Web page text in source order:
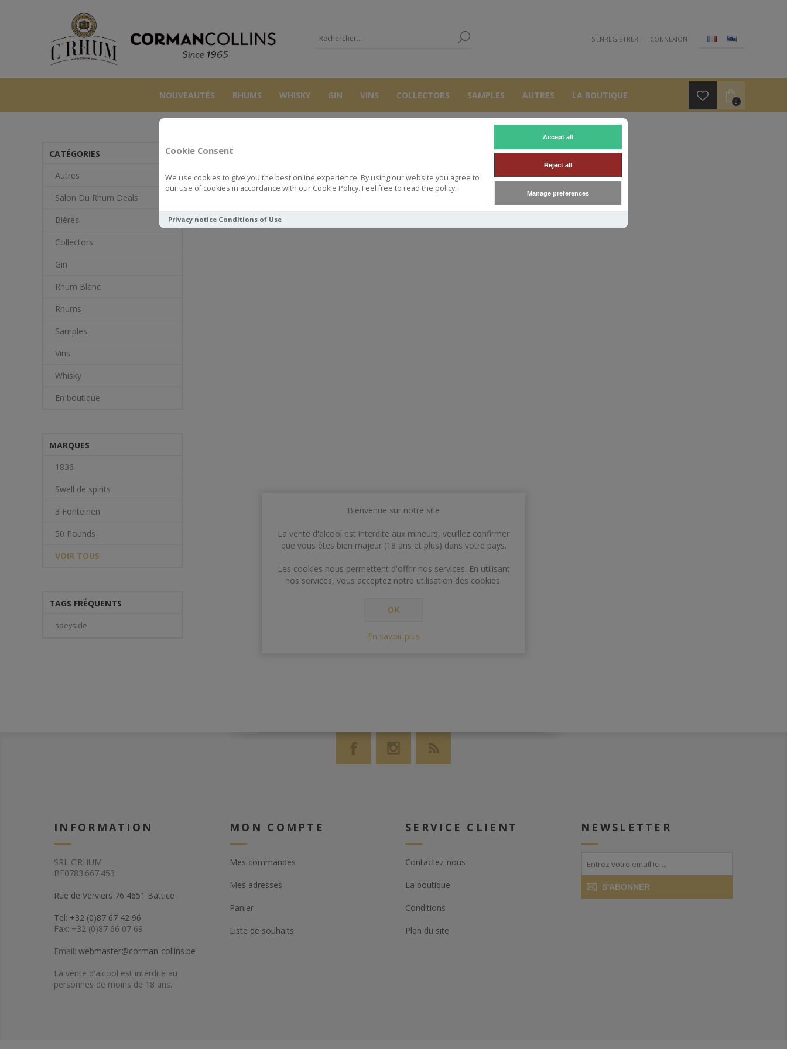
Cookie Consent
We use cookies to give you the best online experience. By using our website you agree to
our use of cookies in accordance with our Cookie Policy. Feel free to read the policy.
Accept all
Reject all
Manage preferences
Privacy notice Conditions of Use
S'ENREGISTRER CONNEXION
NOUVEAUTÉS RHUMS WHISKY GIN VINS COLLECTORS SAMPLES AUTRES LA BOUTIQUE
0
NORTH PORT
CATÉGORIES
Autres
Salon Du Rhum Deals
Bières
Collectors
Gin
Rhum Blanc
Rhums
Samples
Vins
Whisky
En boutique
MARQUES
1836
Swell de spirits
3 Fonteinen
50 Pounds
VOIR TOUS
TAGS FRÉQUENTS
speyside
INFORMATION
SRL C’RHUM
BE0783.667.453
Rue de Verviers 76 4651 Battice
Tel: +32 (0)87 67 42 96
Fax: +32 (0)87 66 07 69
Email: webmaster@corman-collins.be
La vente d'alcool est interdite au
personnes de moins de 18 ans.
MON COMPTE
Mes commandes
Mes adresses
Panier
Liste de souhaits
SERVICE CLIENT
Contactez-nous
La boutique
Conditions
Plan du site
NEWSLETTER
S'ABONNER
Bienvenue sur notre site
La vente d'alcool est interdite aux mineurs, veuillez confirmer
que vous êtes bien majeur (18 ans et plus) dans votre pays.
Les cookies nous permettent d'offrir nos services. En utilisant
nos services, vous acceptez notre utilisation des cookies.
OK
En savoir plus